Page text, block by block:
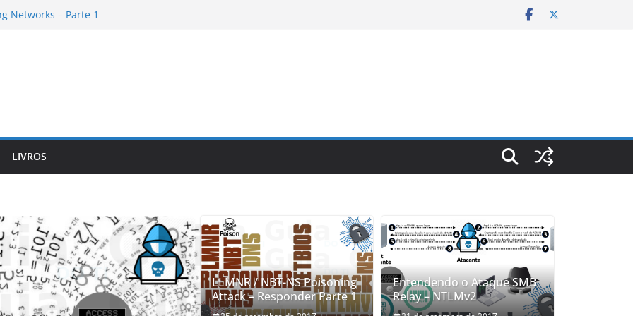
Networks – Parte 1
LIVROS
LLMNR / NBT-NS Poisoning
Attack – Responder Parte 1
Entendendo o Ataque SMB
Relay – NTLMv2